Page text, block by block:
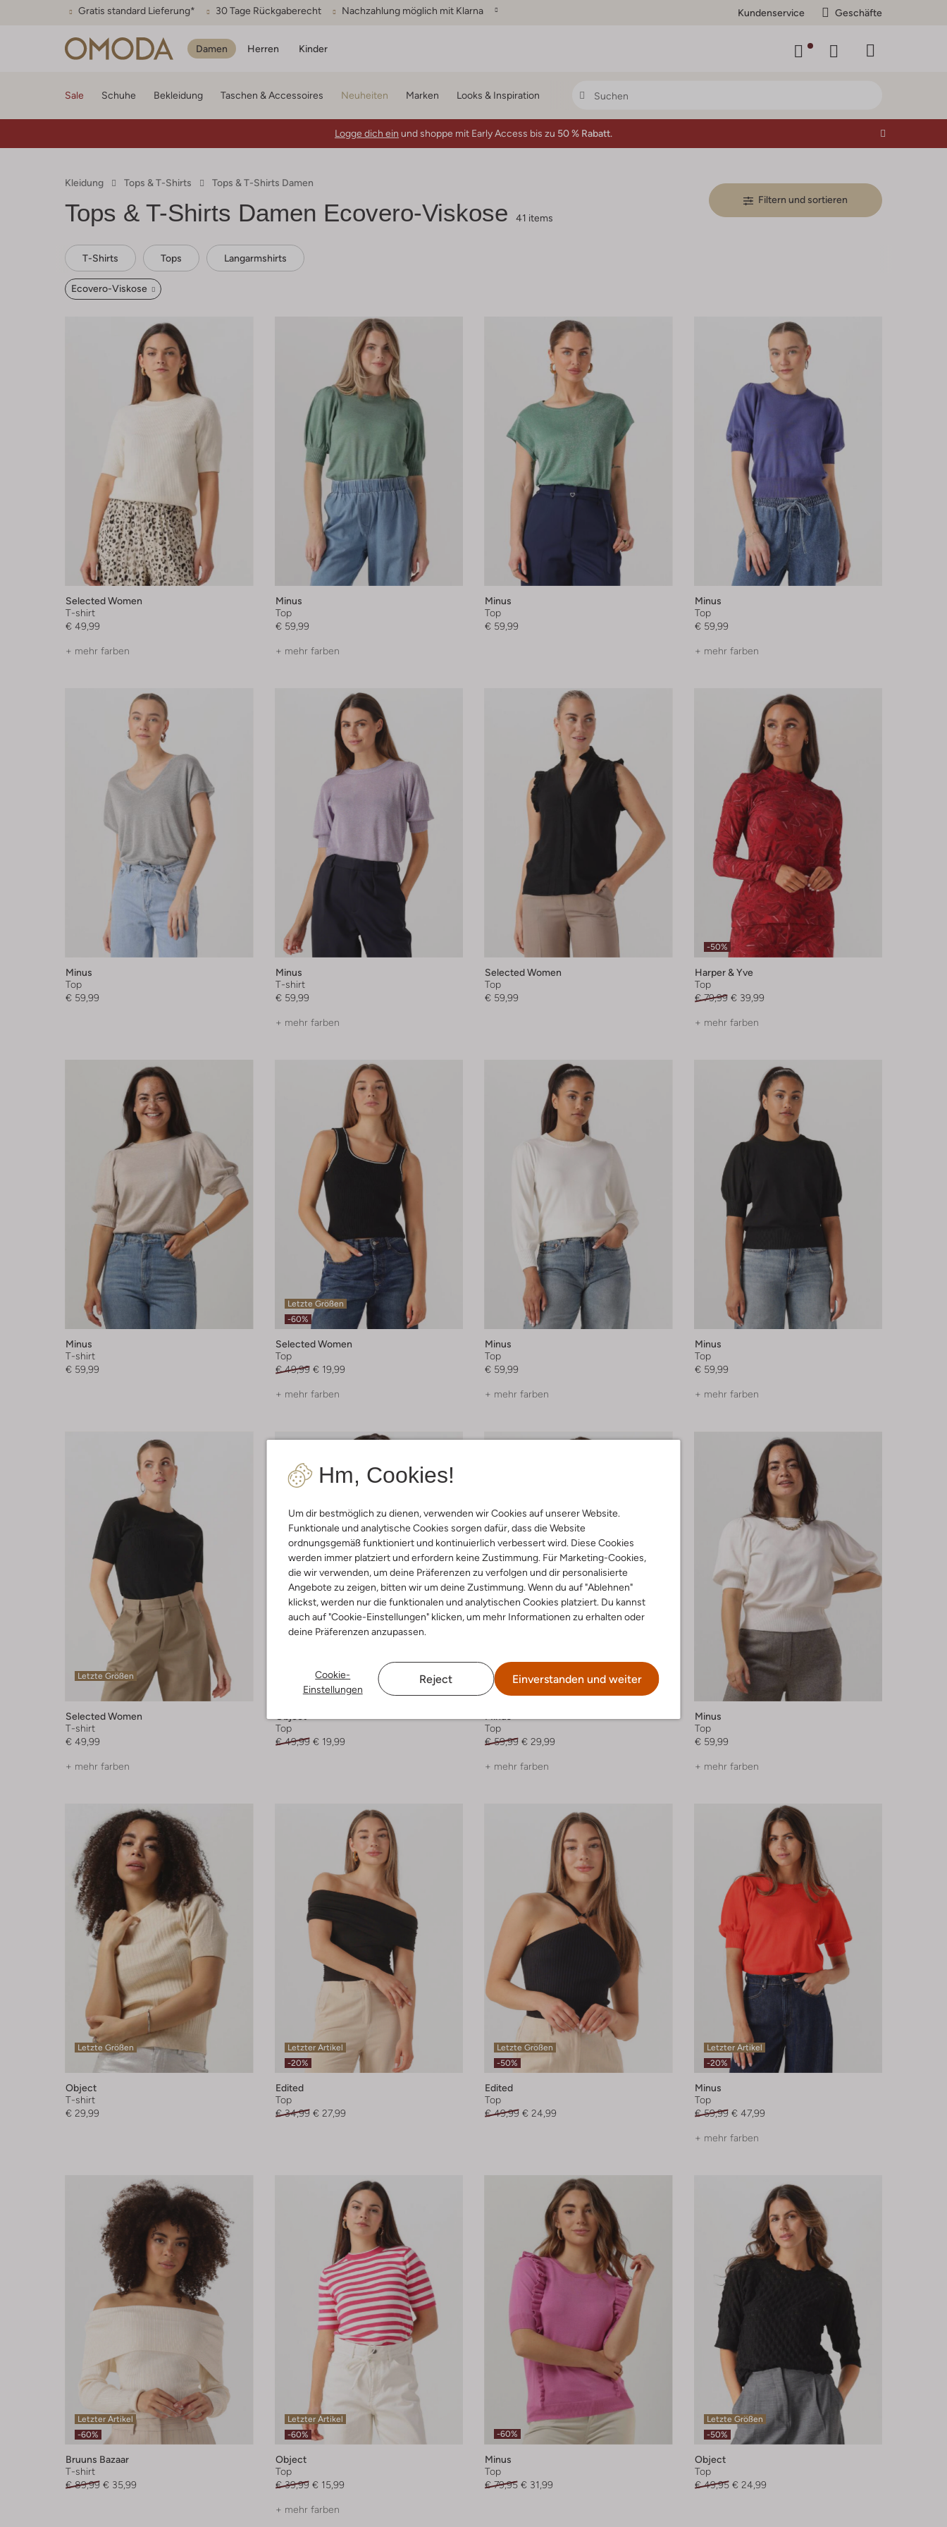
Gratis standard Lieferung* 30 Tage Rückgaberecht Nachzahlung möglich mit Klarna Kundenservice Geschäfte
Damen Herren Kinder
Hm, Cookies!
Um dir bestmöglich zu dienen, verwenden wir Cookies auf unserer Website.
Funktionale und analytische Cookies sorgen dafür, dass die Website
ordnungsgemäß funktioniert und kontinuierlich verbessert wird. Diese Cookies
werden immer platziert und erfordern keine Zustimmung. Für Marketing-Cookies,
die wir verwenden, um deine Präferenzen zu verfolgen und dir personalisierte
Angebote zu zeigen, bitten wir um deine Zustimmung. Wenn du auf "Ablehnen"
klickst, werden nur die funktionalen und analytischen Cookies platziert. Du kannst
auch auf "Cookie-Einstellungen" klicken, um mehr Informationen zu erhalten oder
deine Präferenzen anzupassen.
Cookie-
Einstellungen
Reject Einverstanden und weiter
Sale Schuhe Bekleidung Taschen & Accessoires Neuheiten Marken Looks & Inspiration
Logge dich ein und shoppe mit Early Access bis zu 50 % Rabatt.
Kleidung Tops & T-Shirts Tops & T-Shirts Damen
Tops & T-Shirts Damen Ecovero-Viskose 41 items
Filtern und sortieren
T-Shirts Tops Langarmshirts
Ecovero-Viskose
Selected Women
T-shirt
€ 49,99
+ mehr farben
Minus
Top
€ 59,99
+ mehr farben
Minus
Top
€ 59,99
Minus
Top
€ 59,99
+ mehr farben
Minus
Top
€ 59,99
Minus
T-shirt
€ 59,99
+ mehr farben
Selected Women
Top
€ 59,99
-50%
Harper & Yve
Top
€ 79,99 € 39,99
+ mehr farben
Minus
T-shirt
€ 59,99
Letzte Größen
-60%
Selected Women
Top
€ 49,99 € 19,99
+ mehr farben
Minus
Top
€ 59,99
+ mehr farben
Minus
Top
€ 59,99
+ mehr farben
Letzte Größen
Selected Women
T-shirt
€ 49,99
+ mehr farben
Letzte Größen
-60%
Top
€ 49,99 € 19,99
Letzte Größen
-50%
Top
€ 59,99 € 29,99
+ mehr farben
Minus
Top
€ 59,99
+ mehr farben
Letzte Größen
Object
T-shirt
€ 29,99
Letzter Artikel
-20%
Edited
Top
€ 34,99 € 27,99
Letzte Größen
-50%
Edited
Top
€ 49,99 € 24,99
Letzter Artikel
-20%
Minus
Top
€ 59,99 € 47,99
+ mehr farben
Letzter Artikel
-60%
Bruuns Bazaar
T-shirt
€ 89,99 € 35,99
Letzter Artikel
-60%
Object
Top
€ 39,99 € 15,99
+ mehr farben
-60%
Minus
Top
€ 79,95 € 31,99
Letzte Größen
-50%
Object
Top
€ 49,95 € 24,99